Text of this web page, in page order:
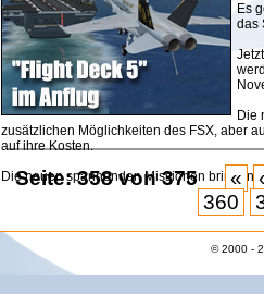
Es
das
Die
zusätzlichen Möglichkeiten des FSX, aber
auf ihre Kosten.
Die neuen spannenden Missionen bringen
Seite: 358 von 375 «
‹
360
© 2000 -